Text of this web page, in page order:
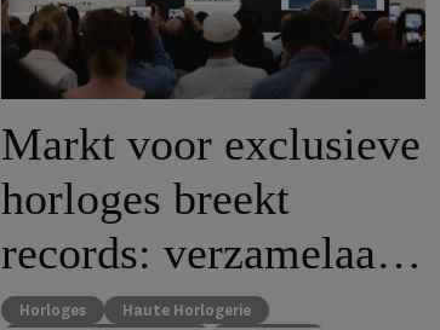
Markt voor exclusieve
horloges breekt
records: verzamelaars
blijven investeren in
Horloges
Haute Horlogerie